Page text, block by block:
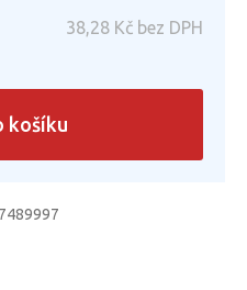
38,28 Kč bez DPH
košíku